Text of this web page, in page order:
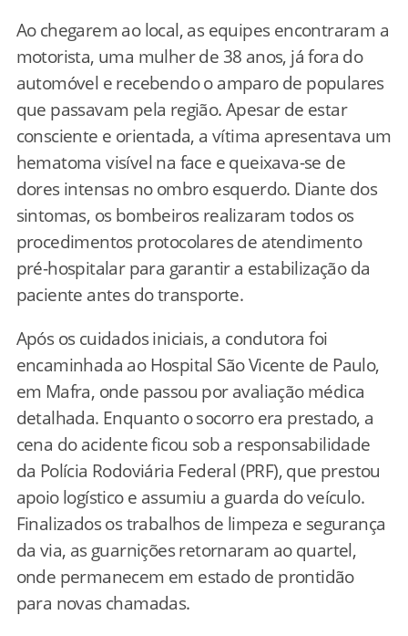
Ao chegarem ao local, as equipes encontraram a
motorista, uma mulher de 38 anos, já fora do
automóvel e recebendo o amparo de populares
que passavam pela região. Apesar de estar
consciente e orientada, a vítima apresentava um
hematoma visível na face e queixava-se de
dores intensas no ombro esquerdo. Diante dos
sintomas, os bombeiros realizaram todos os
procedimentos protocolares de atendimento
pré-hospitalar para garantir a estabilização da
paciente antes do transporte.
Após os cuidados iniciais, a condutora foi
encaminhada ao Hospital São Vicente de Paulo,
em Mafra, onde passou por avaliação médica
detalhada. Enquanto o socorro era prestado, a
cena do acidente ficou sob a responsabilidade
da Polícia Rodoviária Federal (PRF), que prestou
apoio logístico e assumiu a guarda do veículo.
Finalizados os trabalhos de limpeza e segurança
da via, as guarnições retornaram ao quartel,
onde permanecem em estado de prontidão
para novas chamadas.